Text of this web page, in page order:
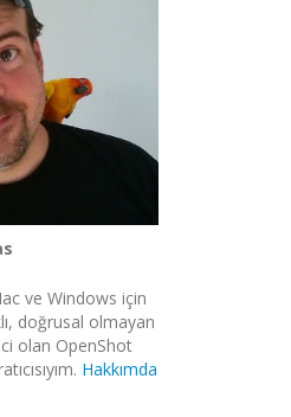
ve Windows için
doğrusal olmayan
olan OpenShot
Hakkımda